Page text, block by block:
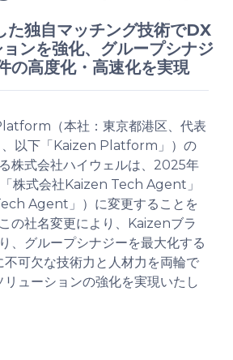
た独自マッチング技術でDX
ンを強化、グループシナジ
の高度化・高速化を実現
（本社：東京都港区、代表
、以下「Kaizen Platform」）の
株式会社ハイウェルは、2025年
「株式会社Kaizen Tech Agent」
Agent」）に変更することを
の社名変更により、Kaizenブラ
、グループシナジーを最大化する
可欠な技術力と人材力を両輪で
ューションの強化を実現いたし